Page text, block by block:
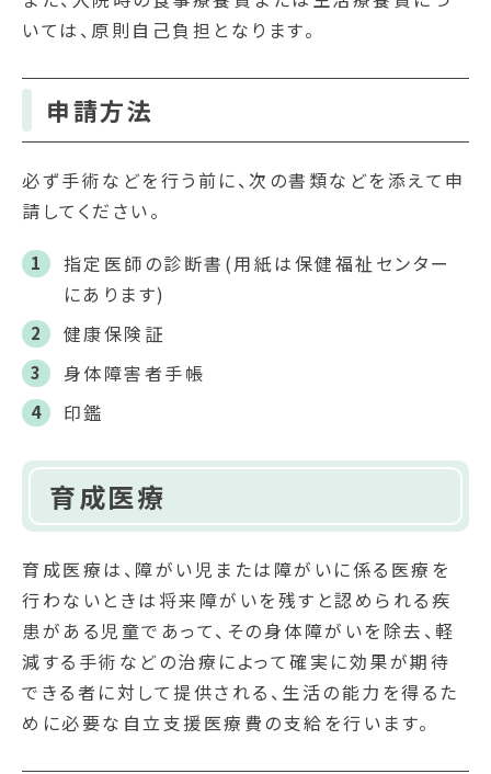
いては、原則自己負担となります。
申請方法
必ず手術などを行う前に、次の書類などを添えて申
請してください。
指定医師の診断書(用紙は保健福祉センター
にあります)
健康保険証
身体障害者手帳
印鑑
育成医療
育成医療は、障がい児または障がいに係る医療を
行わないときは将来障がいを残すと認められる疾
患がある児童であって、その身体障がいを除去、軽
減する手術などの治療によって確実に効果が期待
できる者に対して提供される、生活の能力を得るた
めに必要な自立支援医療費の支給を行います。